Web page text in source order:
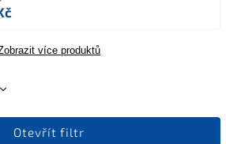
více produktů
Otevřít filtr